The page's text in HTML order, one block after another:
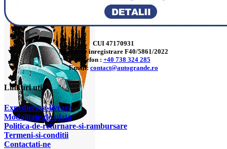
CUI 47170931
Numar de inregistrare F40/5861/2022
Telefon : +40 738 324 285
Email: contact@autogrande.ro
Linkuri utile
Expediere-si-livrare
Modalitate-de-plata
Politica-de-returnare-si-rambursare
Termeni-si-conditii
Contactati-ne